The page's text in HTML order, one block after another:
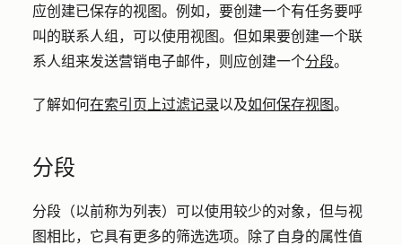
应创建已保存的视图。例如，要创建一个有任务要呼
叫的联系人组，可以使用视图。但如果要创建一个联
系人组来发送营销电子邮件，则应创建一个分段。
了解如何在索引页上过滤记录以及如何保存视图。
分段
分段（以前称为列表）可以使用较少的对象，但与视
图相比，它具有更多的筛选选项。除了自身的属性值